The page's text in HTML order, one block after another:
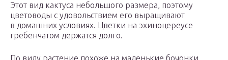
Этот вид кактуса небольшого размера, поэтому
цветоводы с удовольствием его выращивают
в домашних условиях. Цветки на эхиноцереусе
гребенчатом держатся долго.
По виду растение похоже на маленькие бочонки,